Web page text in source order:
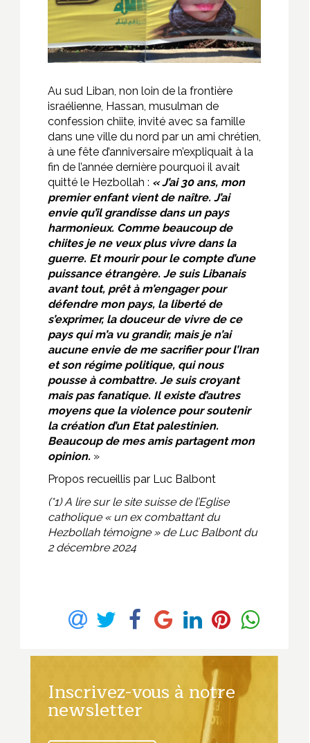
Au sud Liban, non loin de la frontière
israélienne, Hassan, musulman de
confession chiite, invité avec sa famille
dans une ville du nord par un ami chrétien,
à une fête d’anniversaire m’expliquait à la
fin de l’année dernière pourquoi il avait
quitté le Hezbollah : « J’ai 30 ans, mon
premier enfant vient de naître. J’ai
envie qu’il grandisse dans un pays
harmonieux. Comme beaucoup de
chiites je ne veux plus vivre dans la
guerre. Et mourir pour le compte d’une
puissance étrangère. Je suis Libanais
avant tout, prêt à m’engager pour
défendre mon pays, la liberté de
s’exprimer, la douceur de vivre de ce
pays qui m’a vu grandir, mais je n’ai
aucune envie de me sacrifier pour l’Iran
et son régime politique, qui nous
pousse à combattre. Je suis croyant
mais pas fanatique. Il existe d’autres
moyens que la violence pour soutenir
la création d’un Etat palestinien.
Beaucoup de mes amis partagent mon
opinion. »
Propos recueillis par Luc Balbont
(*1) A lire sur le site suisse de l’Eglise
catholique « un ex combattant du
Hezbollah témoigne » de Luc Balbont du
2 décembre 2024
Inscrivez-vous à notre
newsletter